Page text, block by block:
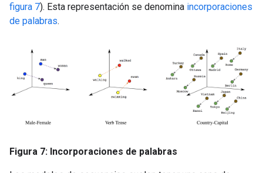
figura 7). Esta representación se denomina incorporaciones
de palabras.
Figura 7: Incorporaciones de palabras